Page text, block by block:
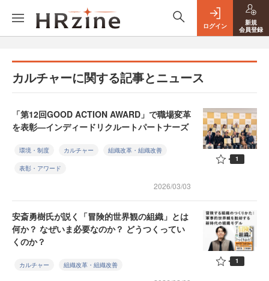
ログイン
新規
会員登録
カルチャーに関する記事とニュース
「第12回GOOD ACTION AWARD」で職場変革
を表彰—インディードリクルートパートナーズ
環境・制度 カルチャー 組織改革・組織改善
表彰・アワード
2026/03/03
1
安斎勇樹氏が説く「冒険的世界観の組織」とは
何か？ なぜいま必要なのか？ どうつくってい
くのか？
カルチャー 組織改革・組織改善 1